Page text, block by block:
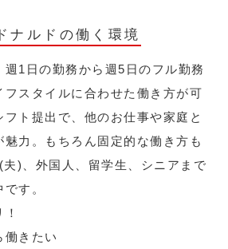
ナルドの働く環境
週1日の勤務から週5日のフル勤務
フスタイルに合わせた働き方が可
ト提出で、他のお仕事や家庭と
力。もちろん固定的な働き方も
)、外国人、留学生、シニアまで
す。
働きたい